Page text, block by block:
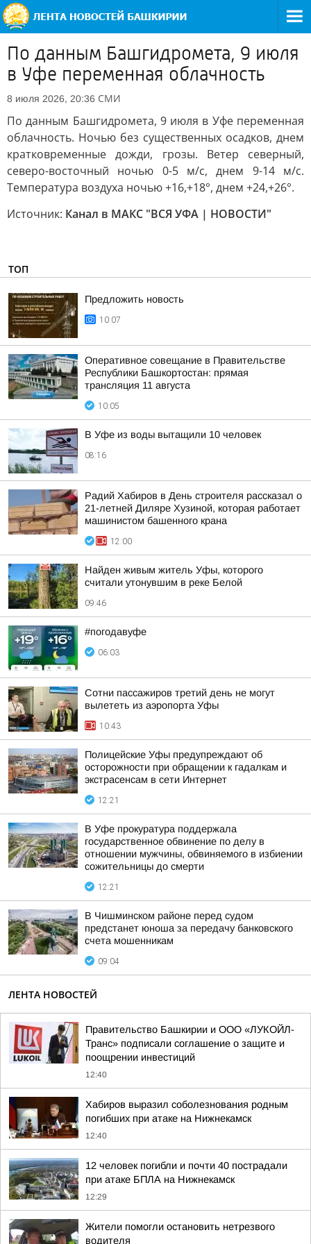
По данным Башгидромета, 9 июля
в Уфе переменная облачность
8 июля 2026, 20:36 СМИ
По данным Башгидромета, 9 июля в Уфе переменная
облачность. Ночью без существенных осадков, днем
кратковременные дожди, грозы. Ветер северный,
северо-восточный ночью 0-5 м/с, днем 9-14 м/с.
Температура воздуха ночью +16,+18°, днем +24,+26°.
Источник: Канал в МАКС "ВСЯ УФА | НОВОСТИ"
ТОП
Предложить новость
10:07
Оперативное совещание в Правительстве
Республики Башкортостан: прямая
трансляция 11 августа
10:05
В Уфе из воды вытащили 10 человек
08:16
Радий Хабиров в День строителя рассказал о
21-летней Диляре Хузиной, которая работает
машинистом башенного крана
12:00
Найден живым житель Уфы, которого
считали утонувшим в реке Белой
09:46
#погодавуфе
06:03
Сотни пассажиров третий день не могут
вылететь из аэропорта Уфы
10:43
Полицейские Уфы предупреждают об
осторожности при обращении к гадалкам и
экстрасенсам в сети Интернет
12:21
В Уфе прокуратура поддержала
государственное обвинение по делу в
отношении мужчины, обвиняемого в избиении
сожительницы до смерти
12:21
В Чишминском районе перед судом
предстанет юноша за передачу банковского
счета мошенникам
09:04
ЛЕНТА НОВОСТЕЙ
Правительство Башкирии и ООО «ЛУКОЙЛ-
Транс» подписали соглашение о защите и
поощрении инвестиций
12:40
Хабиров выразил соболезнования родным
погибших при атаке на Нижнекамск
12:40
12 человек погибли и почти 40 пострадали
при атаке БПЛА на Нижнекамск
12:29
Жители помогли остановить нетрезвого
водителя